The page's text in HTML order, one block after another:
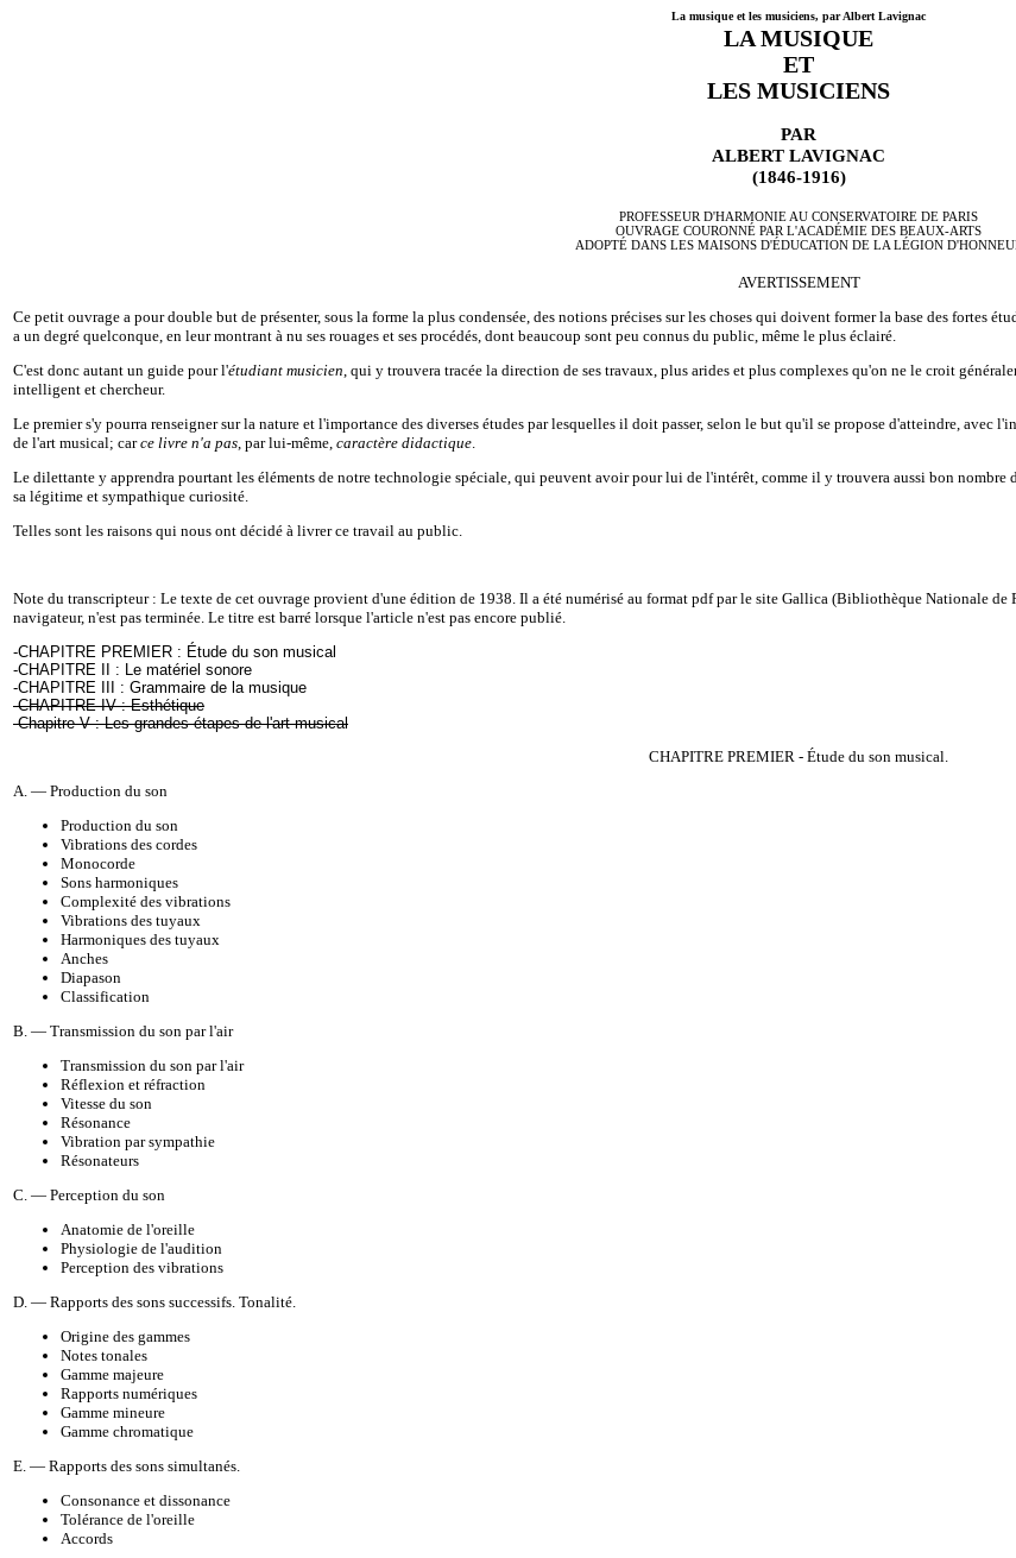
La musique et les musiciens, par Albert Lavignac
LA MUSIQUE
ET
LES MUSICIENS
PAR
ALBERT LAVIGNAC
(1846-1916)
PROFESSEUR D'HARMONIE AU CONSERVATOIRE DE PARIS
OUVRAGE COURONNÉ PAR L'ACADÉMIE DES BEAUX-ARTS
ADOPTÉ DANS LES MAISONS D'ÉDUCATION DE LA LÉGION
AVERTISSEMENT
Ce petit ouvrage a pour double but de présenter, sous la forme la plus condensée, des notions précises sur les choses qui doivent former la base des fortes
a un degré quelconque, en leur montrant à nu ses rouages et ses procédés, dont beaucoup sont peu connus du public, même le plus éclairé.
C'est donc autant un guide pour l'étudiant musicien, qui y trouvera tracée la direction de ses travaux, plus arides et plus complexes qu'on ne le croit
intelligent et chercheur.
Le premier s'y pourra renseigner sur la nature et l'importance des diverses études par lesquelles il doit passer, selon le but qu'il se propose d'atteindre, avec
de l'art musical; carce livre n'a pas, par lui-même, caractère didactique.
Le dilettante y apprendra pourtant les éléments de notre technologie spéciale, qui peuvent avoir pour lui de l'intérêt, comme il y trouvera aussi bon nombre
sa légitime et sympathique curiosité.
Telles sont les raisons qui nous ont décidé à livrer ce travail au public.
Note du transcripteur : Le texte de cet ouvrage provient d'une édition de 1938. Il a été numérisé au format pdf par le site Gallica (Bibliothèque Nationale de
navigateur, n'est pas terminée. Le titre est barré lorsque l'article n'est pas encore publié.
-CHAPITRE PREMIER : Étude du son musical
-CHAPITRE II : Le matériel sonore
-CHAPITRE III : Grammaire de la musique
-CHAPITRE IV : Esthétique
-Chapitre V : Les grandes étapes de l'art musical
CHAPITRE PREMIER - Étude du son musical.
A. — Production du son
Production du son
Vibrations des cordes
Monocorde
Sons harmoniques
Complexité des vibrations
Vibrations des tuyaux
Harmoniques des tuyaux
Anches
Diapason
Classification
B. — Transmission du son par l'air
Transmission du son par l'air
Réflexion et réfraction
Vitesse du son
Résonance
Vibration par sympathie
Résonateurs
C. — Perception du son
Anatomie de l'oreille
Physiologie de l'audition
Perception des vibrations
D. — Rapports des sons successifs. Tonalité.
Origine des gammes
Notes tonales
Gamme majeure
Rapports numériques
Gamme mineure
Gamme chromatique
E. — Rapports des sons simultanés.
Consonance et dissonance
Tolérance de l'oreille
Accords